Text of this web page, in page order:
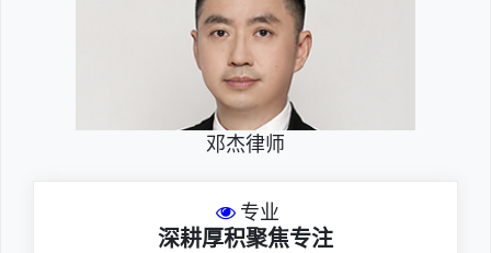
邓杰律师
专业
深耕厚积聚焦专注